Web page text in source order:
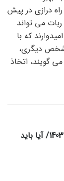
درازی در پیش
ربات می تواند
که با
شخص دیگری،
گویند، اتخاذ
6 پیش بینی از وضعیت بازار خودرو در سال 1403/ آیا باید